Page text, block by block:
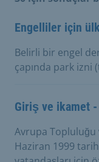
Engelliler için
Belirli bir engel
çapında park
Giriş ve ikamet
Avrupa Topluluğu
Haziran 1999